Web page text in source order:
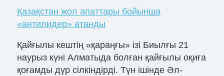
Қазақстан жол апаттары бойынша
«антилидер» атанды
Қайғылы кештің «қараңғы» ізі Биылғы 21
наурыз күні Алматыда болған қайғылы оқиға
қоғамды дүр сілкіндірді. Түн ішінде Әл-